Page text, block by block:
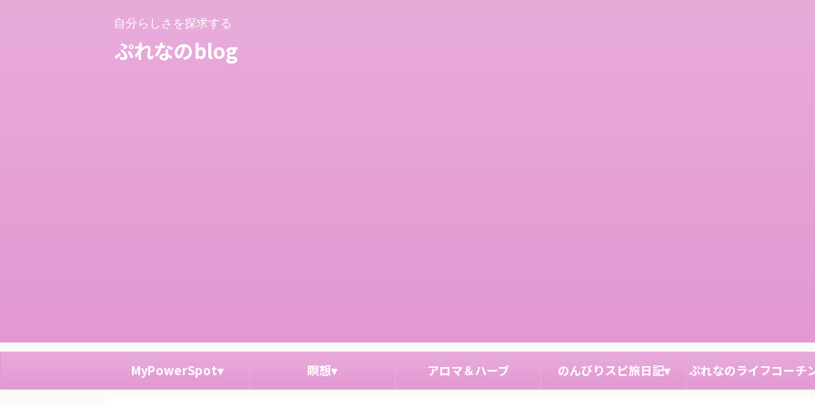
自分らしさを探求する
ぷれなのblog
MyPowerSpot▾ 瞑想▾ アロマ＆ハーブ のんびりスピ旅日記▾ ぷれなのライフコーチ